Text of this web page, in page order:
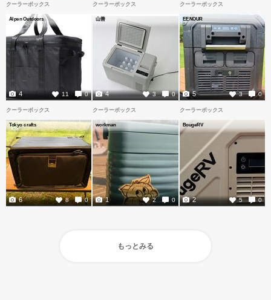
クーラーボックス
Alpen Outdoors
11 0
4
クーラーボックス
山善
3 0
4
クーラーボックス
EENOUR
3 0
5
クーラーボックス
Tokyo crafts
8 0
6
クーラーボックス
workman
2 0
1
クーラーボックス
BougeRV
5 0
2
もっとみる